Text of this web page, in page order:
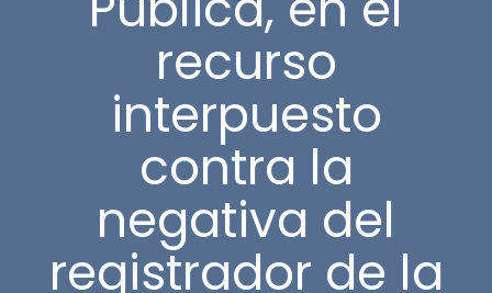
recurso
interpuesto
contra la
negativa del
registrador de la